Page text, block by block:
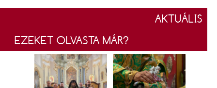
AKTUÁLIS
EZEKET OLVASTA MÁR?